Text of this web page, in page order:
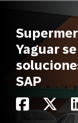
Yaguar
SAP